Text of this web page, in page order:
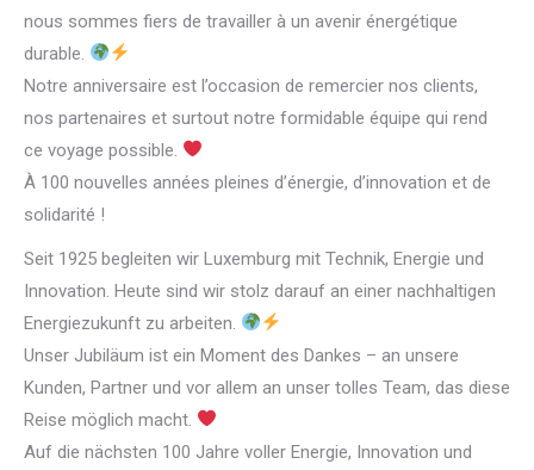
nous sommes fiers de travailler à un avenir énergétique
durable.
Notre anniversaire est l’occasion de remercier nos clients,
nos partenaires et surtout notre formidable équipe qui rend
ce voyage possible.
À 100 nouvelles années pleines d’énergie, d’innovation et de
solidarité !
Seit 1925 begleiten wir Luxemburg mit Technik, Energie und
Innovation. Heute sind wir stolz darauf an einer nachhaltigen
Energiezukunft zu arbeiten.
Unser Jubiläum ist ein Moment des Dankes – an unsere
Kunden, Partner und vor allem an unser tolles Team, das diese
Reise möglich macht.
Auf die nächsten 100 Jahre voller Energie, Innovation und